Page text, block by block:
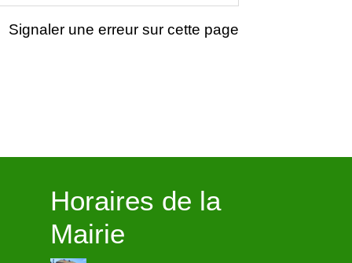
Signaler une erreur sur cette page
Horaires de la
Mairie